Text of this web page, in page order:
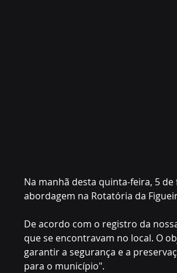
Na manhã desta quinta-feira, 5
abordagem na Rotatória da
De acordo com o registro da
que se encontravam no local. O
garantir a segurança e a
para o município".